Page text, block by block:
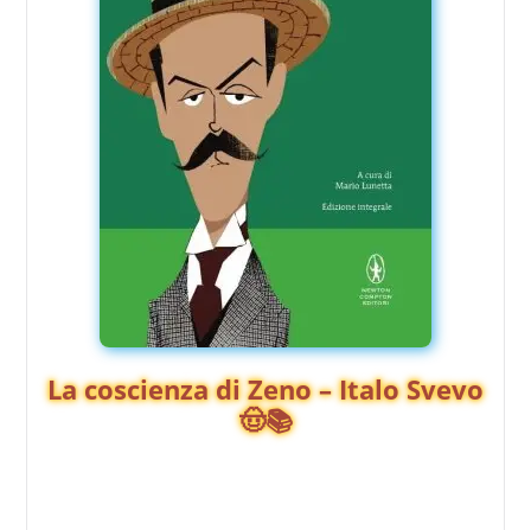
La coscienza di Zeno – Italo Svevo
🤠📚